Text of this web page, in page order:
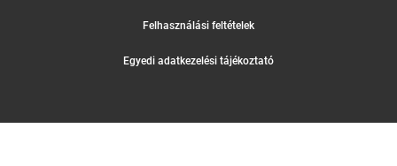
Felhasználási feltételek
Egyedi adatkezelési tájékoztató